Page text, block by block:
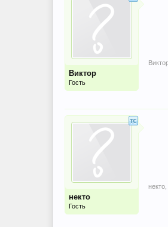
Виктор
Гость
некто
Гость
некто